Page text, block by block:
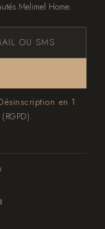
Melimel Home.
OU SMS
en 1